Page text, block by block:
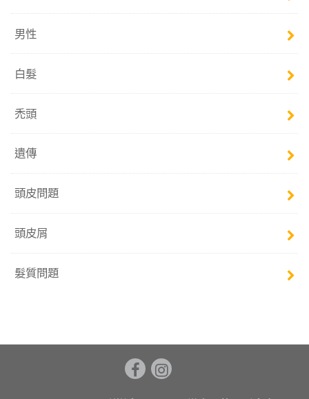
男性
白髮
禿頭
遺傳
頭皮問題
頭皮屑
髮質問題